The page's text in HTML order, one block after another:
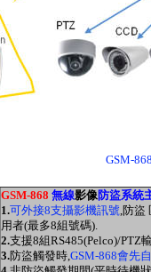
GSM-
GSM-868 無線影像防盜系統
1.可外接8支攝影機訊號,防盜
用者(最多8組號碼).
2.支援8組RS485(Pelco)/PTZ
3.防盜觸發時,GSM-868會先